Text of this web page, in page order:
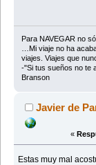
Para NAVEGAR no
…Mi viaje no ha
viajes. Viajes que
-"Si tus sueños no te
Branson
Javier de
«
Estas muy mal